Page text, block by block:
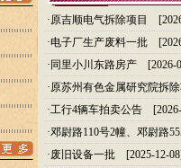
·原吉顺电气拆除项目
·电子厂生产废料一批
· 同里小川东路房产 [2026-
·原苏州有色金属研究院拆
·工行4辆车拍卖公告
·邓尉路110号2幢、邓尉路
·废旧设备一批 [2025-12-